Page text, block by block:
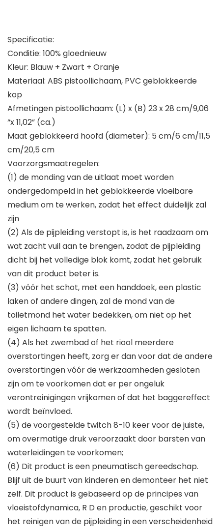
Specificatie:
Conditie: 100% gloednieuw
Kleur: Blauw + Zwart + Oranje
Materiaal: ABS pistoollichaam, PVC geblokkeerde
kop
Afmetingen pistoollichaam: (L) x (B) 23 x 28 cm/9,06
“x 11,02” (ca.)
Maat geblokkeerd hoofd (diameter): 5 cm/6 cm/11,5
cm/20,5 cm
Voorzorgsmaatregelen:
(1) de monding van de uitlaat moet worden
ondergedompeld in het geblokkeerde vloeibare
medium om te werken, zodat het effect duidelijk zal
zijn
(2) Als de pijpleiding verstopt is, is het raadzaam om
wat zacht vuil aan te brengen, zodat de pijpleiding
dicht bij het volledige blok komt, zodat het gebruik
van dit product beter is.
(3) vóór het schot, met een handdoek, een plastic
laken of andere dingen, zal de mond van de
toiletmond het water bedekken, om niet op het
eigen lichaam te spatten.
(4) Als het zwembad of het riool meerdere
overstortingen heeft, zorg er dan voor dat de andere
overstortingen vóór de werkzaamheden gesloten
zijn om te voorkomen dat er per ongeluk
verontreinigingen vrijkomen of dat het baggereffect
wordt beïnvloed.
(5) de voorgestelde twitch 8-10 keer voor de juiste,
om overmatige druk veroorzaakt door barsten van
waterleidingen te voorkomen;
(6) Dit product is een pneumatisch gereedschap.
Blijf uit de buurt van kinderen en demonteer het niet
zelf. Dit product is gebaseerd op de principes van
vloeistofdynamica, R D en productie, geschikt voor
het reinigen van de pijpleiding in een verscheidenheid